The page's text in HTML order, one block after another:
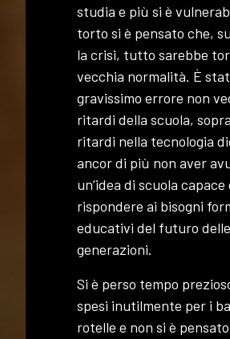
studia e più si è
torto si è pensato che,
la crisi, tutto sarebbe
vecchia normalità. È
gravissimo errore non
ritardi della scuola,
ritardi nella tecnologia
ancor di più non aver
un’idea di scuola capace
rispondere ai bisogni
educativi del futuro
generazioni.
Si è perso tempo
spesi inutilmente per i
rotelle e non si è